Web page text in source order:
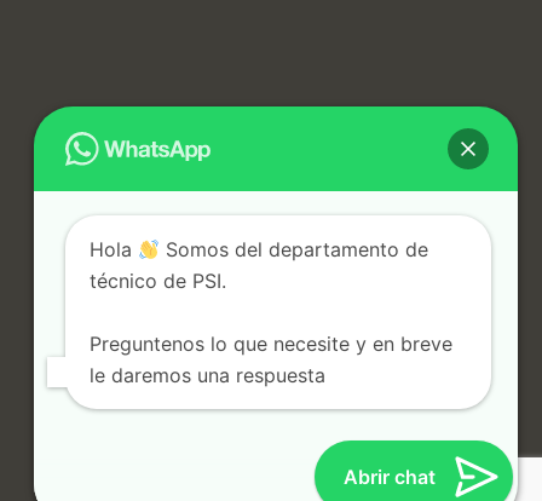
Hola
Somos del departamento de
técnico de PSI.
Preguntenos lo que necesite y en breve
le daremos una respuesta
Abrir chat